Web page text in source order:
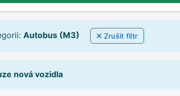
Autobus (M3) Zrušit filtr
nová vozidla